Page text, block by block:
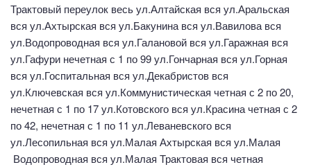
Трактовый переулок весь ул.Алтайская вся ул.Аральская
вся ул.Ахтырская вся ул.Бакунина вся ул.Вавилова вся
ул.Водопроводная вся ул.Галановой вся ул.Гаражная вся
ул.Гафури нечетная с 1 по 99 ул.Гончарная вся ул.Горная
вся ул.Госпитальная вся ул.Декабристов вся
ул.Ключевская вся ул.Коммунистическая четная с 2 по 20,
нечетная с 1 по 17 ул.Котовского вся ул.Красина четная с 2
по 42, нечетная с 1 по 11 ул.Леваневского вся
ул.Лесопильная вся ул.Малая Ахтырская вся ул.Малая
Водопроводная вся ул.Малая Трактовая вся четная